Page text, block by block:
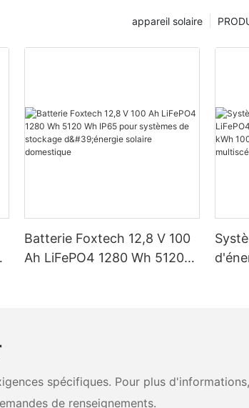
appareil solaire
Batterie Foxtech 12,8 V 100
Ah LiFePO4 1280 Wh 5120
spécifiques. Pour plus
de renseignements.